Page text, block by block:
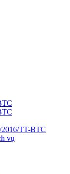
2016/TT-BTC
vụ